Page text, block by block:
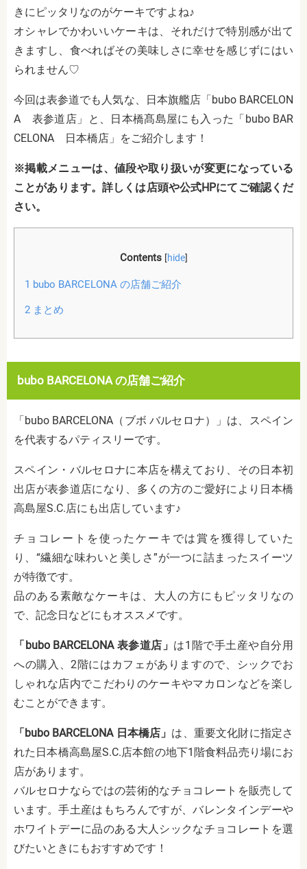
きにピッタリなのがケーキですよね♪
オシャレでかわいいケーキは、それだけで特別感が出て
きますし、食べればその美味しさに幸せを感じずにはい
られません♡
今回は表参道でも人気な、日本旗艦店「bubo BARCELON
A 表参道店」と、日本橋髙島屋にも入った「bubo BAR
CELONA 日本橋店」をご紹介します！
※掲載メニューは、値段や取り扱いが変更になっている
ことがあります。詳しくは店頭や公式HPにてご確認くだ
さい。
Contents [hide]
1 bubo BARCELONA の店舗ご紹介
2まとめ
bubo BARCELONA の店舗ご紹介
「bubo BARCELONA（ブボ バルセロナ）」は、スペイン
を代表するパティスリーです。
スペイン・バルセロナに本店を構えており、その日本初
出店が表参道店になり、多くの方のご愛好により日本橋
高島屋S.C.店にも出店しています♪
チョコレートを使ったケーキでは賞を獲得していた
り、 “繊細な味わいと美しさ”が一つに詰まったスイーツ
が特徴です。
品のある素敵なケーキは、大人の方にもピッタリなの
で、記念日などにもオススメです。
「bubo BARCELONA 表参道店」 は1階で手土産や自分用
への購入、2階にはカフェがありますので、シックでお
しゃれな店内でこだわりのケーキやマカロンなどを楽し
むことができます。
「bubo BARCELONA 日本橋店」 は、重要文化財に指定さ
れた日本橋高島屋S.C.店本館の地下1階食料品売り場にお
店があります。
バルセロナならではの芸術的なチョコレートを販売して
います。手土産はもちろんですが、バレンタインデーや
ホワイトデーに品のある大人シックなチョコレートを選
びたいときにもおすすめです！